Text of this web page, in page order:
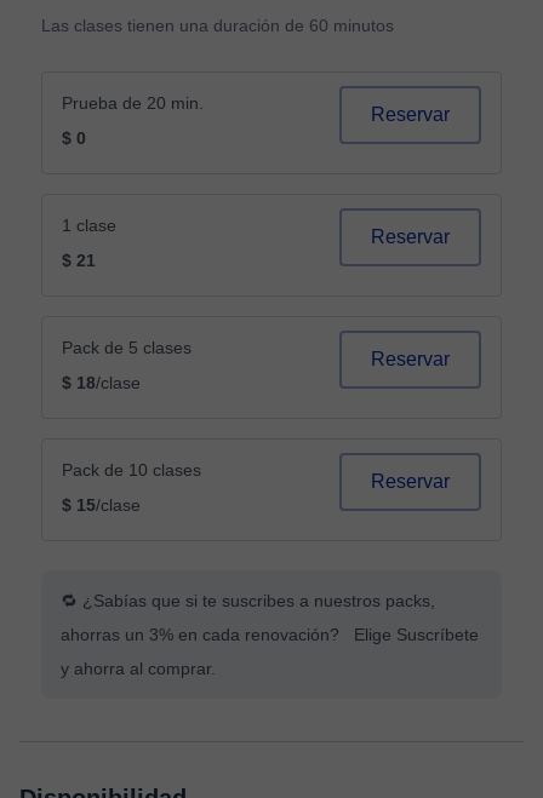
Las clases tienen una duración de 60 minutos
Prueba de 20 min.
$ 0
Reservar
1 clase
$ 21
Reservar
Pack de 5 clases
$ 18/clase
Reservar
Pack de 10 clases
$ 15/clase
Reservar
🔁 ¿Sabías que si te suscribes a nuestros packs,
ahorras un 3% en cada renovación? Elige Suscríbete
y ahorra al comprar.